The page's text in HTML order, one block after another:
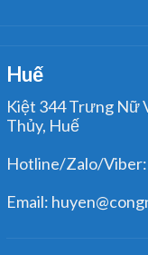
Huế
Kiệt 344 Trưng Nữ
Thủy, Huế
Hotline/Zalo/
Email: